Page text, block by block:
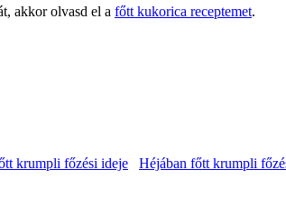
akkor olvasd el a főtt kukorica receptemet.
Héjában főtt krumpli